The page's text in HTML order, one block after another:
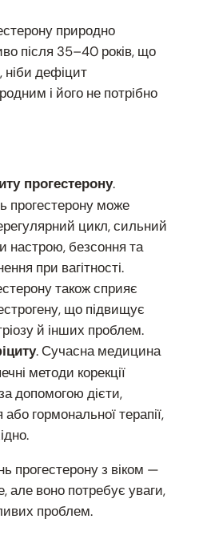
природно
після 35–40 років, що
ніби дефіцит
і його не потрібно
прогестерону.
прогестерону може
цикл, сильний
настрою, безсоння та
при вагітності.
також сприяє
що підвищує
й інших проблем.
. Сучасна медицина
методи корекції
допомогою дієти,
гормональної терапії,
прогестерону з віком —
воно потребує уваги,
проблем.